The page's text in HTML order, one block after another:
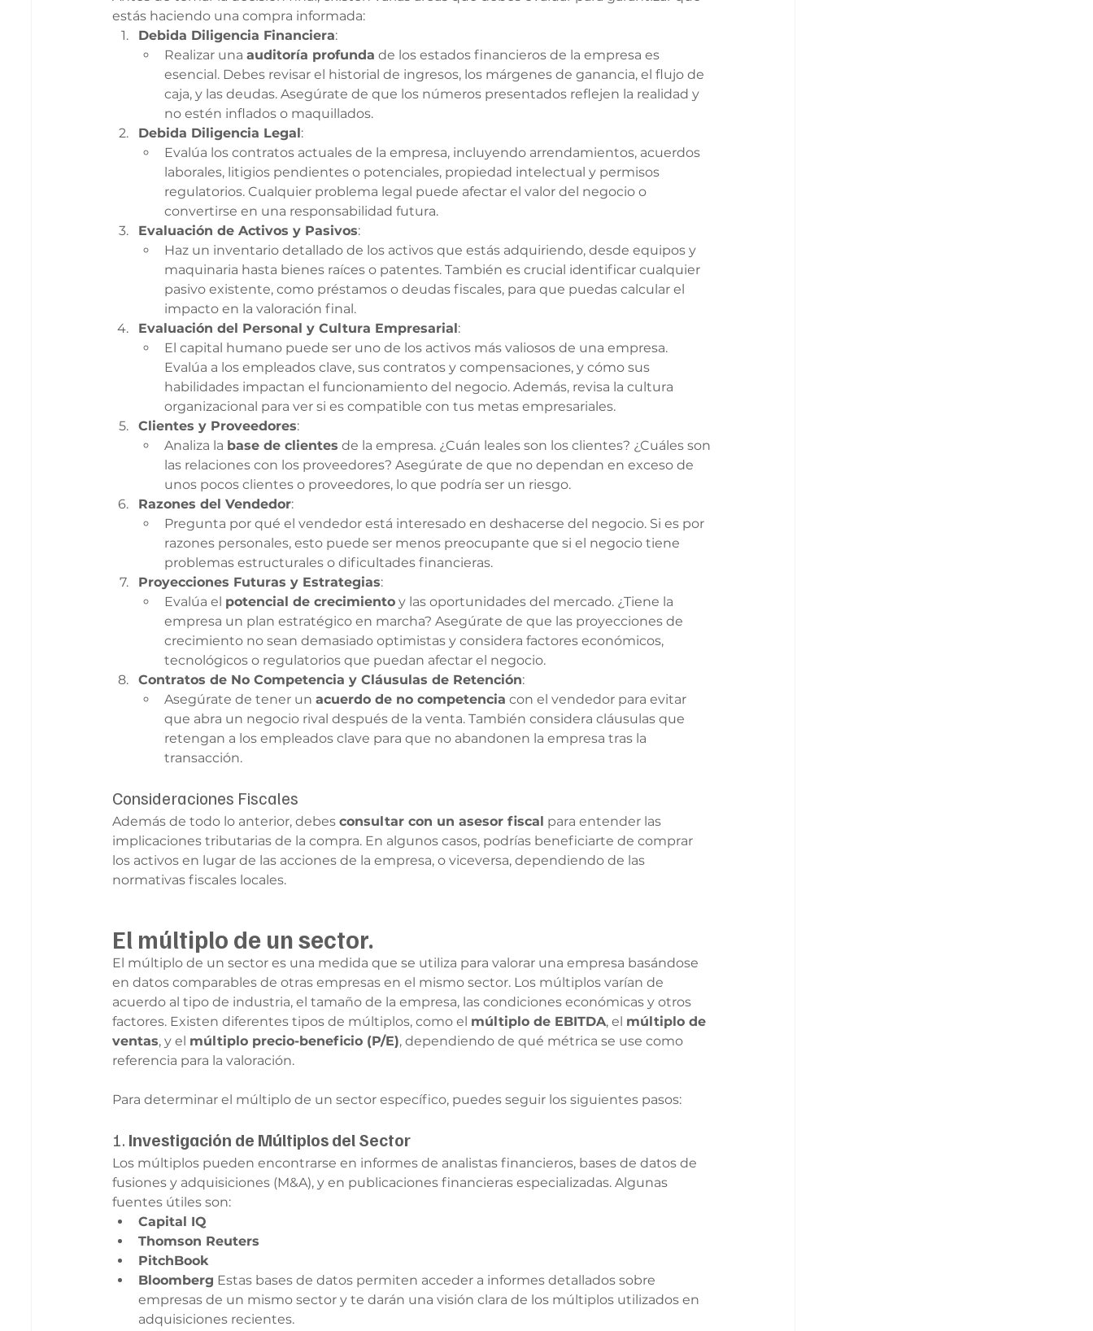
estás haciendo una compra informada:
Debida Diligencia Financiera:
Realizar una auditoría profunda de los estados financieros de la empresa es
esencial. Debes revisar el historial de ingresos, los márgenes de ganancia, el flujo de
caja, y las deudas. Asegúrate de que los números presentados reflejen la realidad y
no estén inflados o maquillados.
Debida Diligencia Legal:
Evalúa los contratos actuales de la empresa, incluyendo arrendamientos, acuerdos
laborales, litigios pendientes o potenciales, propiedad intelectual y permisos
regulatorios. Cualquier problema legal puede afectar el valor del negocio o
convertirse en una responsabilidad futura.
Evaluación de Activos y Pasivos:
Haz un inventario detallado de los activos que estás adquiriendo, desde equipos y
maquinaria hasta bienes raíces o patentes. También es crucial identificar cualquier
pasivo existente, como préstamos o deudas fiscales, para que puedas calcular el
impacto en la valoración final.
Evaluación del Personal y Cultura Empresarial:
El capital humano puede ser uno de los activos más valiosos de una empresa.
Evalúa a los empleados clave, sus contratos y compensaciones, y cómo sus
habilidades impactan el funcionamiento del negocio. Además, revisa la cultura
organizacional para ver si es compatible con tus metas empresariales.
Clientes y Proveedores:
Analiza la base de clientes de la empresa. ¿Cuán leales son los clientes? ¿Cuáles son
las relaciones con los proveedores? Asegúrate de que no dependan en exceso de
unos pocos clientes o proveedores, lo que podría ser un riesgo.
Razones del Vendedor:
Pregunta por qué el vendedor está interesado en deshacerse del negocio. Si es por
razones personales, esto puede ser menos preocupante que si el negocio tiene
problemas estructurales o dificultades financieras.
Proyecciones Futuras y Estrategias:
Evalúa el potencial de crecimiento y las oportunidades del mercado. ¿Tiene la
empresa un plan estratégico en marcha? Asegúrate de que las proyecciones de
crecimiento no sean demasiado optimistas y considera factores económicos,
tecnológicos o regulatorios que puedan afectar el negocio.
Contratos de No Competencia y Cláusulas de Retención:
Asegúrate de tener un acuerdo de no competencia con el vendedor para evitar
que abra un negocio rival después de la venta. También considera cláusulas que
retengan a los empleados clave para que no abandonen la empresa tras la
transacción.
Consideraciones Fiscales
Además de todo lo anterior, debes consultar con un asesor fiscal para entender las
implicaciones tributarias de la compra. En algunos casos, podrías beneficiarte de comprar
los activos en lugar de las acciones de la empresa, o viceversa, dependiendo de las
normativas fiscales locales.
El múltiplo de un sector.
El múltiplo de un sector es una medida que se utiliza para valorar una empresa basándose
en datos comparables de otras empresas en el mismo sector. Los múltiplos varían de
acuerdo al tipo de industria, el tamaño de la empresa, las condiciones económicas y otros
factores. Existen diferentes tipos de múltiplos, como el múltiplo de EBITDA, el múltiplo de
ventas, y el múltiplo precio-beneficio (P/E), dependiendo de qué métrica se use como
referencia para la valoración.
Para determinar el múltiplo de un sector específico, puedes seguir los siguientes pasos:
1. Investigación de Múltiplos del Sector
Los múltiplos pueden encontrarse en informes de analistas financieros, bases de datos de
fusiones y adquisiciones (M&A), y en publicaciones financieras especializadas. Algunas
fuentes útiles son:
Capital IQ
Thomson Reuters
PitchBook
Bloomberg Estas bases de datos permiten acceder a informes detallados sobre
empresas de un mismo sector y te darán una visión clara de los múltiplos utilizados en
adquisiciones recientes.